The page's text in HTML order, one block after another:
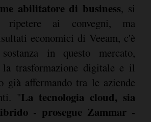
abilitatore di business, si
ripetere ai convegni, ma
economici di Veeam, c'è
in questo mercato,
la trasformazione digitale e il
già affermando tra le aziende
"La tecnologia cloud, sia
- prosegue Zammar -